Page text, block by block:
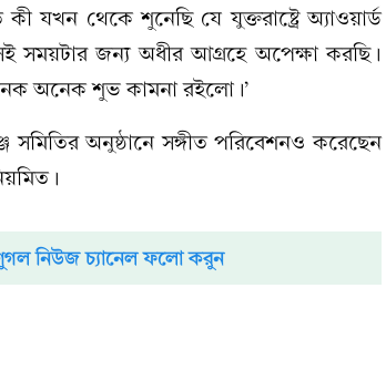
যখন থেকে শুনেছি যে যুক্তরাষ্ট্রে অ্যাওয়ার্ড
জন্য অধীর আগ্রহে অপেক্ষা করছি।
অনেক শুভ কামনা রইলো।’
সমিতির অনুষ্ঠানে সঙ্গীত পরিবেশনও করেছেন
নিউজ চ্যানেল ফলো করুন